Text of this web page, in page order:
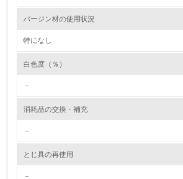
境対策を理解し、実践している
環境活動に関する規格やプログラムを導入している
バージン材の使用状況
特になし
白色度（％）
－
消耗品の交換・補充
－
とじ具の再使用
－